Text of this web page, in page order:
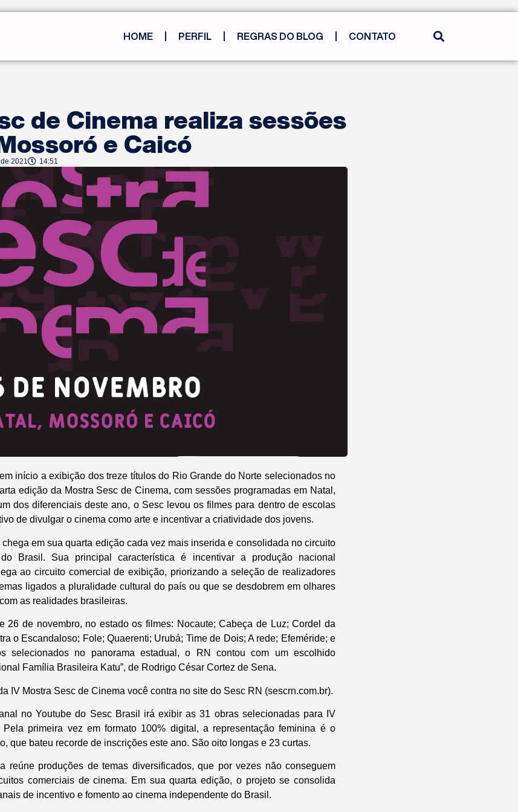
HOME PERFIL REGRAS DO BLOG CONTATO
de Cinema realiza sessões
e Caicó
2021 14:51
início a exibição dos treze títulos do Rio Grande do Norte selecionados no
edição da Mostra Sesc de Cinema, com sessões programadas em Natal,
dos diferenciais deste ano, o Sesc levou os filmes para dentro de escolas
de divulgar o cinema como arte e incentivar a criatividade dos jovens.
em sua quarta edição cada vez mais inserida e consolidada no circuito
Brasil. Sua principal característica é incentivar a produção nacional
ao circuito comercial de exibição, priorizando a seleção de realizadores
ligados a pluralidade cultural do país ou que se desdobrem em olhares
as realidades brasileiras.
26 de novembro, no estado os filmes: Nocaute; Cabeça de Luz; Cordel da
o Escandaloso; Fole; Quaerenti; Urubá; Time de Dois; A rede; Efeméride; e
selecionados no panorama estadual, o RN contou com um escolhido
Família Brasileira Katu”, de Rodrigo César Cortez de Sena.
IV Mostra Sesc de Cinema você contra no site do Sesc RN (sescrn.com.br).
no Youtube do Sesc Brasil irá exibir as 31 obras selecionadas para IV
Pela primeira vez em formato 100% digital, a representação feminina é o
que bateu recorde de inscrições este ano. São oito longas e 23 curtas.
reúne produções de temas diversificados, que por vezes não conseguem
comerciais de cinema. Em sua quarta edição, o projeto se consolida
de incentivo e fomento ao cinema independente do Brasil.